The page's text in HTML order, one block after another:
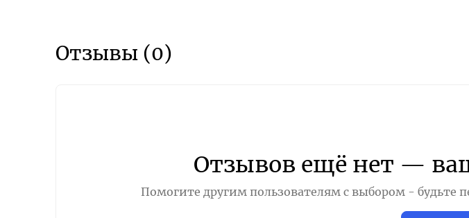
Отзывы (0)
Отзывов ещё нет —
Помогите другим пользователям с выбором - будьте